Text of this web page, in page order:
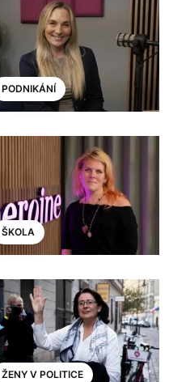
PODNIKÁNÍ
ŠKOLA
ŽENY V POLITICE